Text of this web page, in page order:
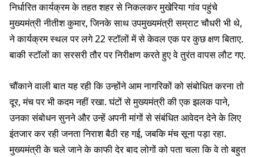
निर्धारित कार्यक्रम के तहत शहर से निकलकर मुखेरिया गांव पहुंचे
मुख्यमंत्री नीतीश कुमार, जिनके साथ उपमुख्यमंत्री सम्राट चौधरी भी थे,
ने कार्यक्रम स्थल पर लगे 22 स्टॉलों में से केवल एक पर कुछ क्षण बिताए.
बाकी स्टॉलों का सरसरी तौर पर निरीक्षण करते हुए वे तुरंत वापस लौट गए.
चौंकाने वाली बात यह रही कि उन्होंने आम नागरिकों को संबोधित करना तो
दूर, मंच पर भी कदम नहीं रखा. घंटों से मुख्यमंत्री की एक झलक पाने,
उनका संबोधन सुनने और उन्हें अपनी मांगों से संबंधित आवेदन देने के लिए
इंतजार कर रही जनता निराश बैठी रह गई, जबकि मंच सूना पड़ा रहा.
मुख्यमंत्री के चले जाने के काफी देर बाद लोगों को पता चला कि वे तो बहुत